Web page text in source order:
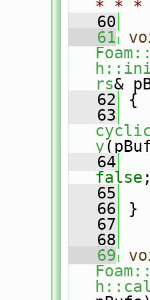
* *
   60
   61
rs&
   62
{
   63
y
   64
false
   65
   66
}
   67
   68
   69